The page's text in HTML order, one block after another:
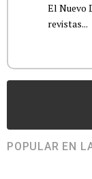
El Nuevo
revistas...
POPULAR EN